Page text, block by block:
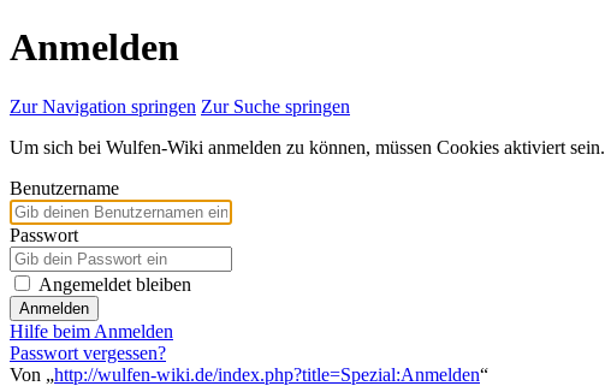
Anmelden
Zur Navigation springen Zur Suche springen
Um sich bei Wulfen-Wiki anmelden zu können, müssen Cookies aktiviert sein.
Benutzername
Passwort
Angemeldet bleiben
Anmelden
Hilfe beim Anmelden
Passwort vergessen?
Von „http://wulfen-wiki.de/index.php?title=Spezial:Anmelden“